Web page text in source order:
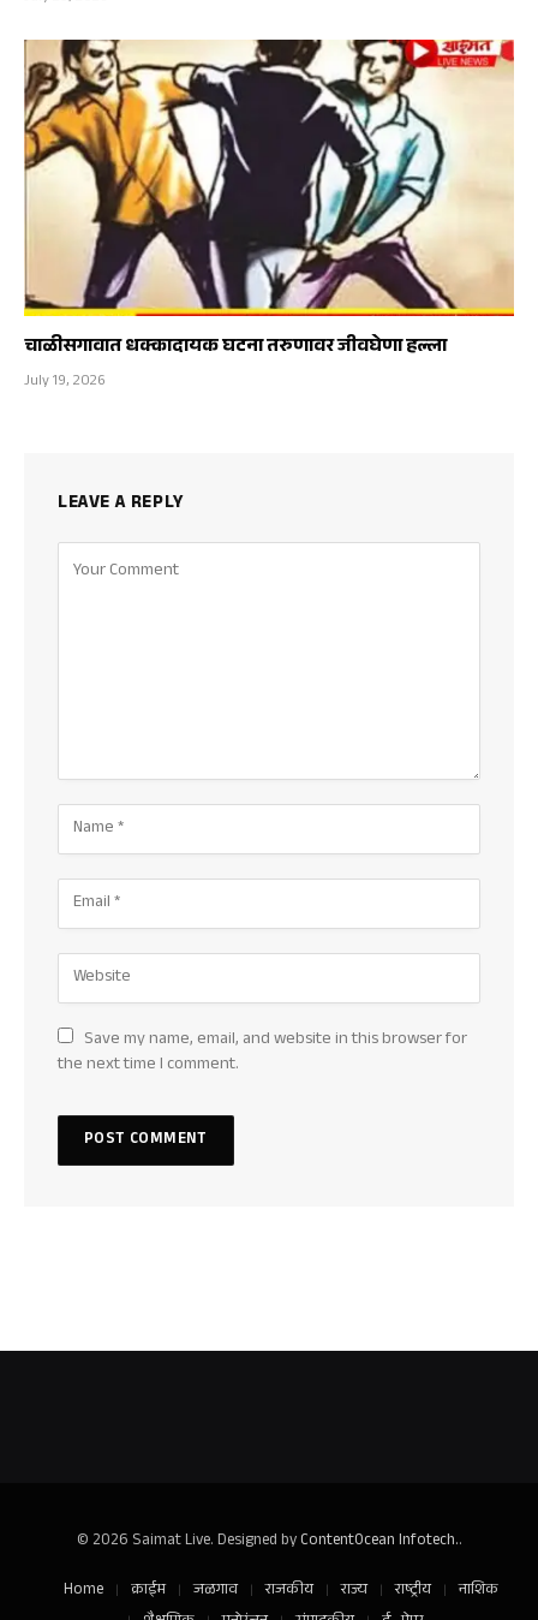
चाळीसगावात धक्कादायक घटना तरुणावर जीवघेणा हल्ला
July 19, 2026
LEAVE A REPLY
Save my name, email, and website in this browser for
the next time I comment.
© 2026 Saimat Live. Designed byContentOcean Infotech..
Home
क्राईम जळगाव राजकीय राज्य राष्ट्रीय
नाशिक